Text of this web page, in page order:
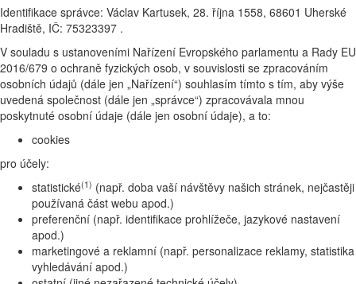
Identifikace správce: Václav Kartusek, 28. října 1558, 68601 Uherské
Hradiště, IČ: 75323397 .
V souladu s ustanoveními Nařízení Evropského parlamentu a Rady EU
2016/679 o ochraně fyzických osob, v souvislosti se zpracováním
osobních údajů (dále jen „Nařízení“) souhlasím tímto s tím, aby výše
uvedená společnost (dále jen „správce“) zpracovávala mnou
poskytnuté osobní údaje (dále jen osobní údaje), a to:
cookies
pro účely:
statistické(1) (např. doba vaší návštěvy našich stránek, nejčastěji
používaná část webu apod.)
preferenční (např. identifikace prohlížeče, jazykové nastavení
apod.)
marketingové a reklamní (např. personalizace reklamy, statistika
vyhledávání apod.)